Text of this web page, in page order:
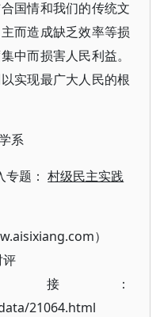
国情和我们的传统文
而造成缺乏效率等损
中而损害人民利益。
实现最广大人民的根
系
专题：村级民主实践
）
评
接：
21064.html